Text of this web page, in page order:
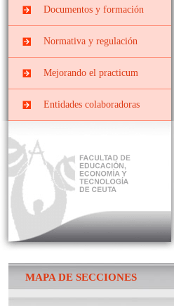
PRIMARIA
mención]
de Educación Social
Centros docentes
Prácticas
EXTRACURRICULARES
Prácticas ERASMUS
Documentos y formación
Cursos, congresos y
jornadas
Documentos y Tutoriales
Normativa y regulación
Convenios y Órdenes
Reguladoras
Comisiones
Interna
Planes de prácticas
Mejorando el practicum
Datos y cifras de cursos
anteriores
El Prácticum en los
estudios de grado
Educación Primaria
Educación Social
Entidades colaboradoras
MAPA DE SECCIONES